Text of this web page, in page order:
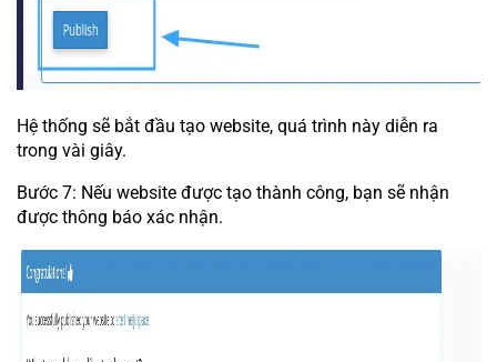
Hệ thống sẽ bắt đầu tạo website, quá trình này diễn ra
trong vài giây.
Bước 7: Nếu website được tạo thành công, bạn sẽ nhận
được thông báo xác nhận.